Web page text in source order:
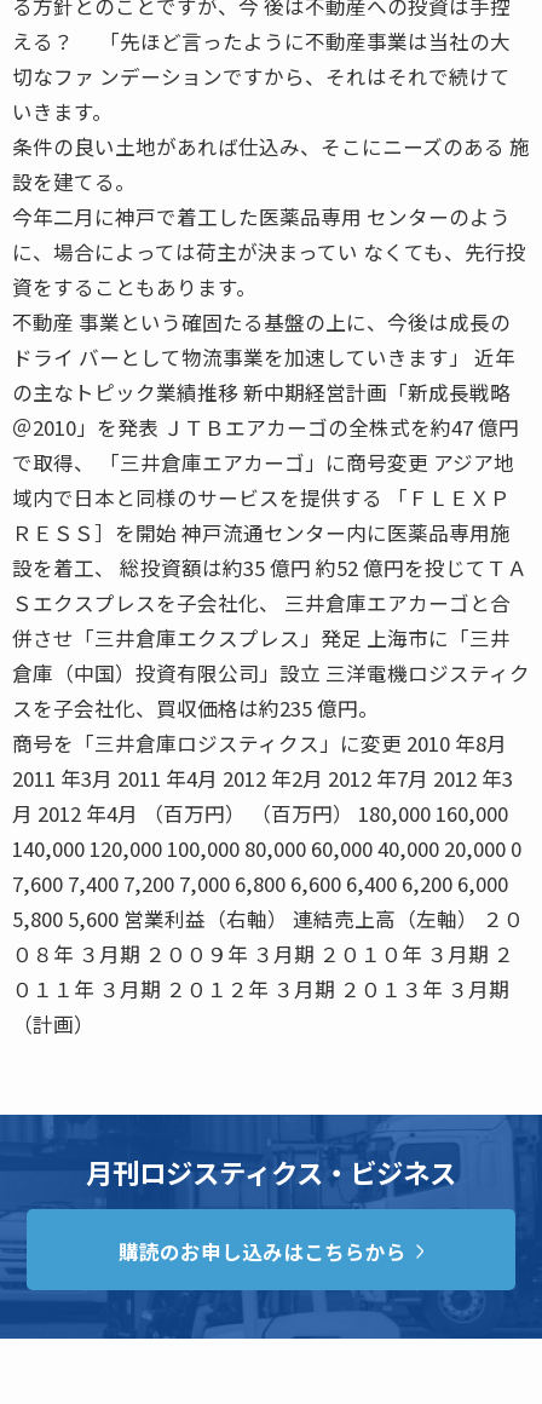
える？ 「先ほど言ったように不動産事業は当社の大
切なファ ンデーションですから、それはそれで続けて
いきます。
条件の良い土地があれば仕込み、そこにニーズのある 施
設を建てる。
今年二月に神戸で着工した医薬品専用 センターのよう
に、場合によっては荷主が決まってい なくても、先行投
資をすることもあります。
不動産 事業という確固たる基盤の上に、今後は成長の
ドライ バーとして物流事業を加速していきます」 近年
の主なトピック業績推移 新中期経営計画「新成長戦略
＠2010」を発表 ＪＴＢエアカーゴの全株式を約47 億円
で取得、 「三井倉庫エアカーゴ」に商号変更 アジア地
域内で日本と同様のサービスを提供する 「ＦＬＥＸＰ
ＲＥＳＳ］を開始 神戸流通センター内に医薬品専用施
設を着工、 総投資額は約35 億円 約52 億円を投じてＴＡ
Ｓエクスプレスを子会社化、 三井倉庫エアカーゴと合
併させ「三井倉庫エクスプレス」発足 上海市に「三井
倉庫（中国）投資有限公司」設立 三洋電機ロジスティク
スを子会社化、買収価格は約235 億円。
商号を「三井倉庫ロジスティクス」に変更 2010 年8月
2011 年3月 2011 年4月 2012 年2月 2012 年7月 2012 年3
月 2012 年4月 （百万円） （百万円） 180,000 160,000
140,000 120,000 100,000 80,000 60,000 40,000 20,000 0
7,600 7,400 7,200 7,000 6,800 6,600 6,400 6,200 6,000
5,800 5,600 営業利益（右軸） 連結売上高（左軸） ２０
０８年 ３月期 ２００９年 ３月期 ２０１０年 ３月期 ２
０１１年 ３月期 ２０１２年 ３月期 ２０１３年 ３月期
（計画）
月刊ロジスティクス・ビジネス
購読のお申し込みはこちらから